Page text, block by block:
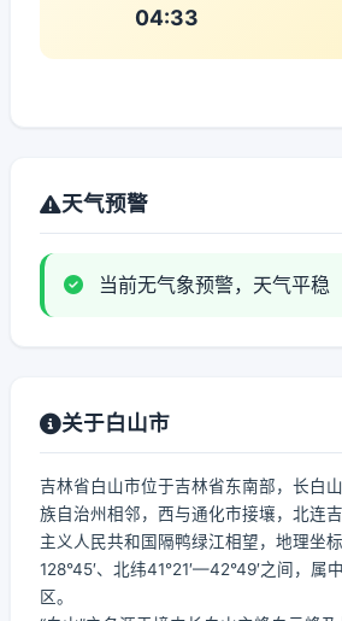
04:33
天气预警
当前无气象预警，天气平稳
关于白山市
吉林省白山市位于吉林省东南部，长白
族自治州相邻，西与通化市接壤，北连
主义人民共和国隔鸭绿江相望，地理坐
128°45′、北纬41°21′—42°49′之间，属
区。